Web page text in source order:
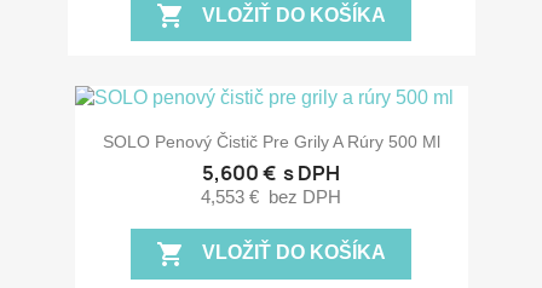
shopping_cart VLOŽIŤ DO KOŠÍKA
SOLO Penový Čistič Pre Grily A Rúry 500 Ml
5,600 € s DPH
4,553 € bez DPH
shopping_cart VLOŽIŤ DO KOŠÍKA